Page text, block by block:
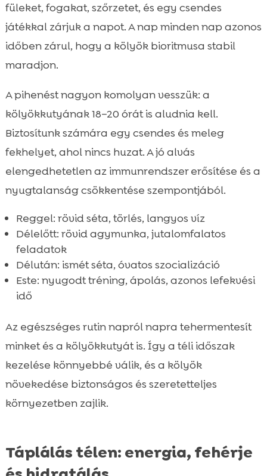
füleket, fogakat, szőrzetet, és egy csendes
játékkal zárjuk a napot. A nap minden nap azonos
időben zárul, hogy a kölyök bioritmusa stabil
maradjon.
A pihenést nagyon komolyan vesszük: a
kölyökkutyának 18–20 órát is aludnia kell.
Biztosítunk számára egy csendes és meleg
fekhelyet, ahol nincs huzat. A jó alvás
elengedhetetlen az immunrendszer erősítése és a
nyugtalanság csökkentése szempontjából.
Reggel: rövid séta, törlés, langyos víz
Délelőtt: rövid agymunka, jutalomfalatos
feladatok
Délután: ismét séta, óvatos szocializáció
Este: nyugodt tréning, ápolás, azonos lefekvési
idő
Az egészséges rutin napról napra tehermentesít
minket és a kölyökkutyát is. Így a téli időszak
kezelése könnyebbé válik, és a kölyök
növekedése biztonságos és szeretetteljes
környezetben zajlik.
Táplálás télen: energia, fehérje